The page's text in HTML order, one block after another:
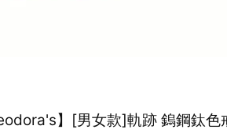
】[男女款]軌跡 鎢鋼鈦色